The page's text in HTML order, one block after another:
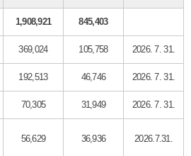
1,908,921 845,403
369,024 105,758 2026. 7. 31.
192,513 46,746 2026. 7. 31.
70,305 31,949 2026. 7. 31.
56,629 36,936 2026.7.31.